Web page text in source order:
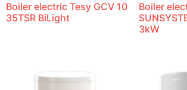
Boiler electric Tesy GCV 10
35TSR BiLight
Boiler
3kW